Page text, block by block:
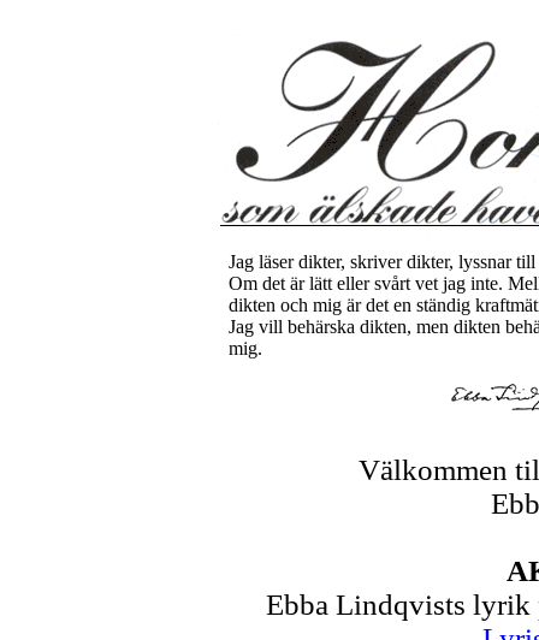
Jag läser dikter, skriver dikter, lyssnar
Om det är lätt eller svårt vet jag inte.
dikten och mig är det en ständig
Jag vill behärska dikten, men dikten
mig.
Välkommen
Ebba Lindqvists lyrik